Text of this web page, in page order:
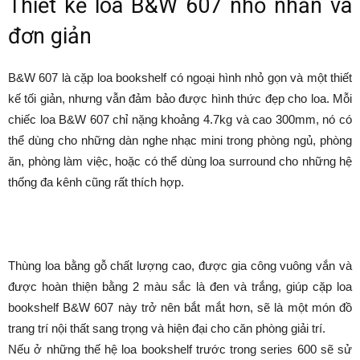
Thiết kế loa B&W 607 nhỏ nhắn và
đơn giản
B&W 607 là cặp loa bookshelf có ngoại hình nhỏ gọn và một thiết
kế tối giản, nhưng vẫn đảm bảo được hình thức đẹp cho loa. Mỗi
chiếc loa B&W 607 chỉ nặng khoảng 4.7kg và cao 300mm, nó có
thể dùng cho những dàn nghe nhạc mini trong phòng ngủ, phòng
ăn, phòng làm việc, hoặc có thể dùng loa surround cho những hệ
thống đa kênh cũng rất thích hợp.
Thùng loa bằng gỗ chất lượng cao, được gia công vuông vắn và
được hoàn thiện bằng 2 màu sắc là đen và trắng, giúp cặp loa
bookshelf B&W 607 này trở nên bắt mắt hơn, sẽ là một món đồ
trang trí nội thất sang trọng và hiện đại cho căn phòng giải trí.
Nếu ở những thế hệ loa bookshelf trước trong series 600 sẽ sử